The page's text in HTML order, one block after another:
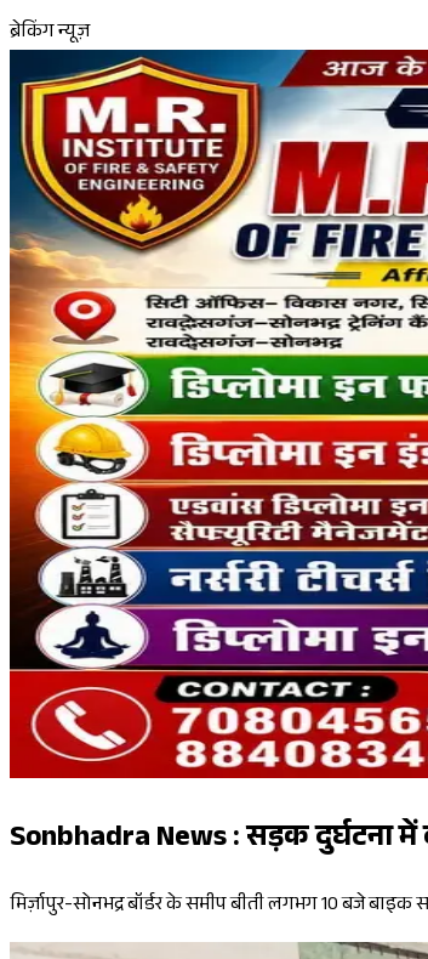
ब्रेकिंग न्यूज़
Sonbhadra News : सड़क दुर्घटना
मिर्ज़ापुर-सोनभद्र बॉर्डर के समीप बीती लगभग 10 बजे